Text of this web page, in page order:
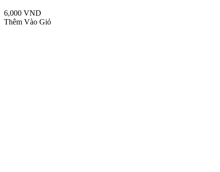
6,000 VND
Thêm Vào Giỏ